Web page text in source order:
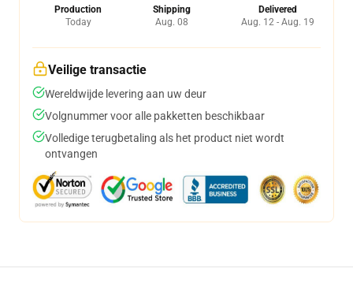
Production
Today
Shipping
Aug. 08
Delivered
Aug. 12 - Aug. 19
Veilige transactie
Wereldwijde levering aan uw deur
Volgnummer voor alle pakketten beschikbaar
Volledige terugbetaling als het product niet wordt
ontvangen